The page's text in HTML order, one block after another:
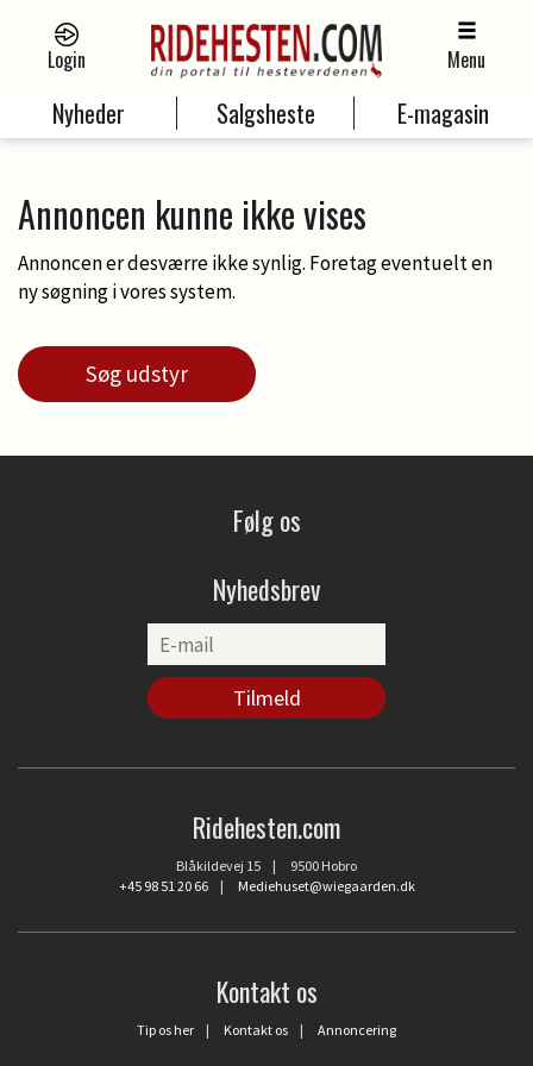
Login Menu
Nyheder Salgsheste E-magasin
Annoncen kunne ikke vises
Annoncen er desværre ikke synlig. Foretag eventuelt en
ny søgning i vores system.
Søg udstyr
Følg os
Nyhedsbrev
Ridehesten.com
Blåkildevej 15 | 9500 Hobro
+45 98 51 20 66| Mediehuset@wiegaarden.dk
Kontakt os
Tip os her | Kontakt os | Annoncering